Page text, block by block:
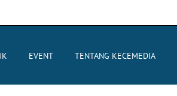
EVENT TENTANG KECEMEDIA